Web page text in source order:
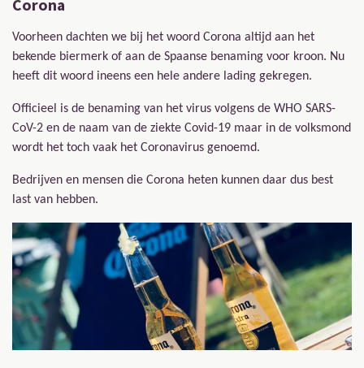
Corona
Voorheen dachten we bij het woord Corona altijd aan het
bekende biermerk of aan de Spaanse benaming voor kroon. Nu
heeft dit woord ineens een hele andere lading gekregen.
Officieel is de benaming van het virus volgens de WHO SARS-
CoV-2 en de naam van de ziekte Covid-19 maar in de volksmond
wordt het toch vaak het Coronavirus genoemd.
Bedrijven en mensen die Corona heten kunnen daar dus best
last van hebben.